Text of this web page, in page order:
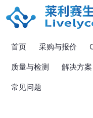
首页 采购与报价
质量与检测 解决方案
常见问题